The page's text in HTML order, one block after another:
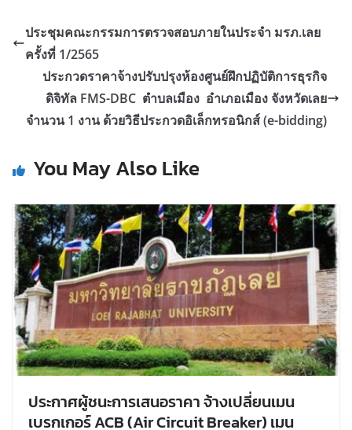
ประชุมคณะกรรมการตรวจสอบภายในประจำ มรภ.เลย
ครั้งที่ 1/2565
ประกวดราคาจ้างปรับปรุงห้องศูนย์ฝึกปฏิบัติการธุรกิจ
ดิจิทัล FMS-DBC ตำบลเมือง อำเภอเมือง จังหวัดเลย
จำนวน 1 งาน ด้วยวิธีประกวดอิเล็กทรอนิกส์ (e-bidding)
You May Also Like
ประกาศผู้ชนะการเสนอราคา จ้างเปลี่ยนเมน
เบรกเกอร์ ACB (Air Circuit Breaker) เมน